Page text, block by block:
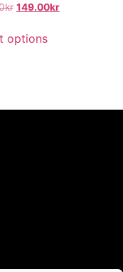
kr 149.00kr
options